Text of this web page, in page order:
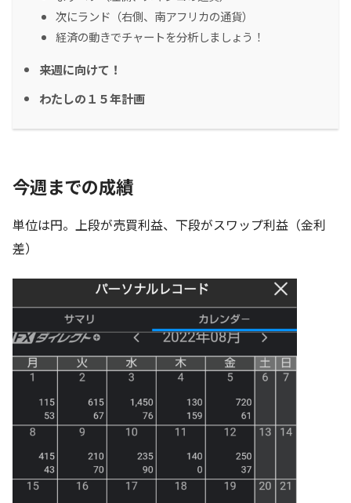
次にランド（右側、南アフリカの通貨）
経済の動きでチャートを分析しましょう！
来週に向けて！
わたしの１５年計画
今週までの成績
単位は円。上段が売買利益、下段がスワップ利益（金利
差）